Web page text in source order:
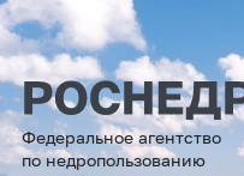
Федеральное агентство
по недропользованию